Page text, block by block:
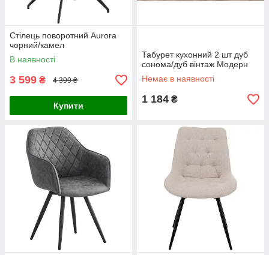
Стілець поворотний Aurora
чорний/камел
В наявності
3 599 ₴ 4 399 ₴
Купити
Табурет кухонний 2 шт дуб
сонома/дуб вінтаж Модерн
Немає в наявності
1 184 ₴